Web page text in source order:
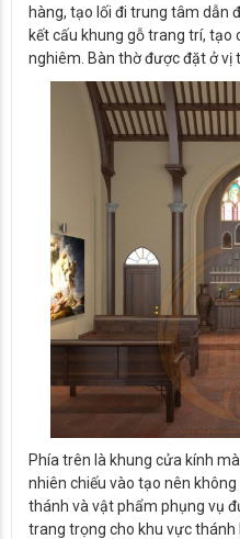
hàng, tạo lối đi trung tâm dẫn
kết cấu khung gỗ trang trí,
nghiêm. Bàn thờ được đặt ở vị
Phía trên là khung cửa kính
nhiên chiếu vào tạo nên
thánh và vật phẩm phụng vụ
trang trọng cho khu vực thánh